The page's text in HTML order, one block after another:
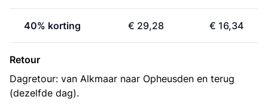
40% korting € 29,28 € 16,34
Retour
Dagretour: van Alkmaar naar Opheusden en terug
(dezelfde dag).